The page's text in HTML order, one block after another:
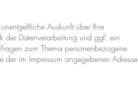
Auskunft über Ihre
der Datenverarbeitung und ggf. ein
zum Thema personenbezogene
im Impressum angegebenen Adresse